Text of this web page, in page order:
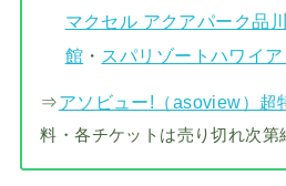
マクセル アクアパーク品川
館 ・ スパリゾートハワイ
⇒アソビュー!（asoview）超
料・各チケットは売り切れ次第